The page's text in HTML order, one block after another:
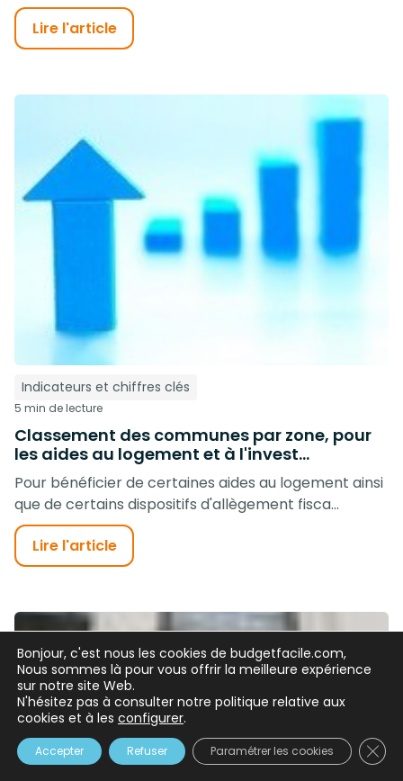
Lire l'article
Indicateurs et chiffres clés
5 min de lecture
Classement des communes par zone, pour
les aides au logement et à l'invest...
Pour bénéficier de certaines aides au logement ainsi
que de certains dispositifs d'allègement fisca...
Lire l'article
Bonjour, c'est nous les cookies de budgetfacile.com,
Nous sommes là pour vous offrir la meilleure expérience
sur notre site Web.
N'hésitez pas à consulter notre politique relative aux
cookies et à les configurer.
Accepter Refuser Paramétrer les cookies